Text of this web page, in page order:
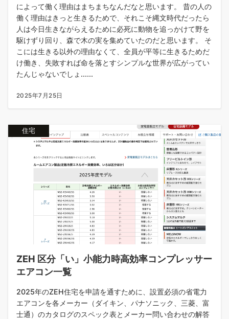
によって働く理由はまちまちなんだなと思います。 昔の人の
働く理由はきっと生きるためで、それこそ縄文時代だったら
人は今日生きながらえるために必死に動物を追っかけて野を
駆けずり回り、森で木の実を集めていたのだと思います。 そ
こには生きる以外の理由なくて、全員が平等に生きるためだ
け働き、失敗すれば命を落とすシンプルな世界が広がってい
たんじゃないでしょ......
2025年7月25日
住宅
ZEH 区分「い」小能力時高効率コンプレッサー
エアコン一覧
2025年のZEH住宅を申請を通すために、設置必須の省電力
エアコンを各メーカー（ダイキン、パナソニック、三菱、富
士通）のカタログのスペック表とメーカー問い合わせの解答